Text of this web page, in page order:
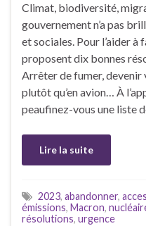
Climat, biodiversité,
gouvernement n’a pas
et sociales. Pour l’aider
proposent dix bonnes
Arrêter de fumer, devenir
plutôt qu’en avion… À
peaufinez-vous une liste
Lire la suite
2023, abandonner,
émissions, Macron,
résolutions, urgence